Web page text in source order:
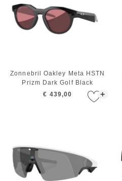
+
Zonnebril Oakley Meta HSTN
Prizm Dark Golf Black
€ 439,00